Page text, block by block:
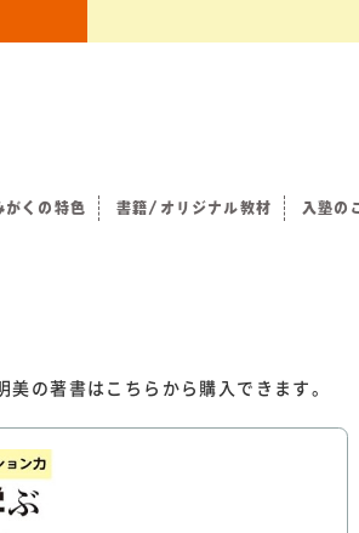
がくの特色 書籍/オリジナル教材 入塾の
の著書はこちらから購入できます。